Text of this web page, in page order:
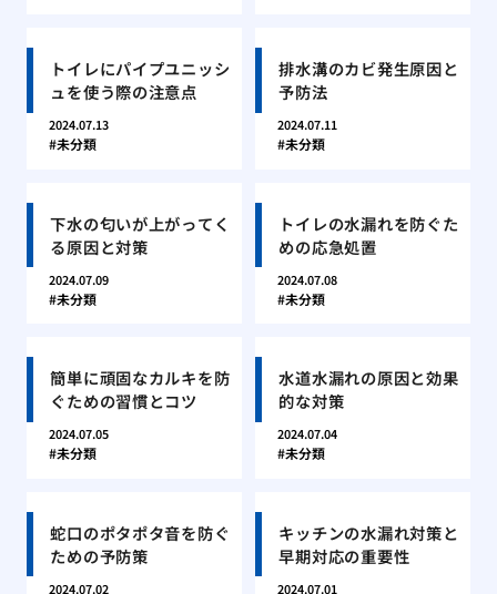
トイレにパイプユニッシ
ュを使う際の注意点
2024.07.13
未分類
排水溝のカビ発生原因と
予防法
2024.07.11
未分類
下水の匂いが上がってく
る原因と対策
2024.07.09
未分類
トイレの水漏れを防ぐた
めの応急処置
2024.07.08
未分類
簡単に頑固なカルキを防
ぐための習慣とコツ
2024.07.05
未分類
水道水漏れの原因と効果
的な対策
2024.07.04
未分類
蛇口のポタポタ音を防ぐ
ための予防策
2024.07.02
キッチンの水漏れ対策と
早期対応の重要性
2024.07.01